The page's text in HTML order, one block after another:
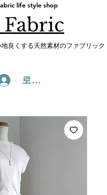
life style shop
良くする天然素材のファブリック
로그인